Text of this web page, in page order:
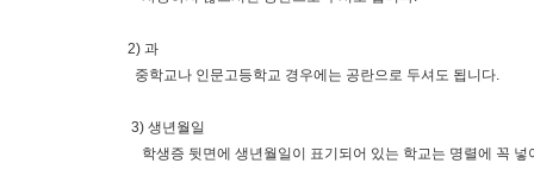
2) 과
중학교나 인문고등학교 경우에는 공란으로 두셔도 됩니다.
3) 생년월일
학생증 뒷면에 생년월일이 표기되어 있는 학교는 명렬에 꼭 넣